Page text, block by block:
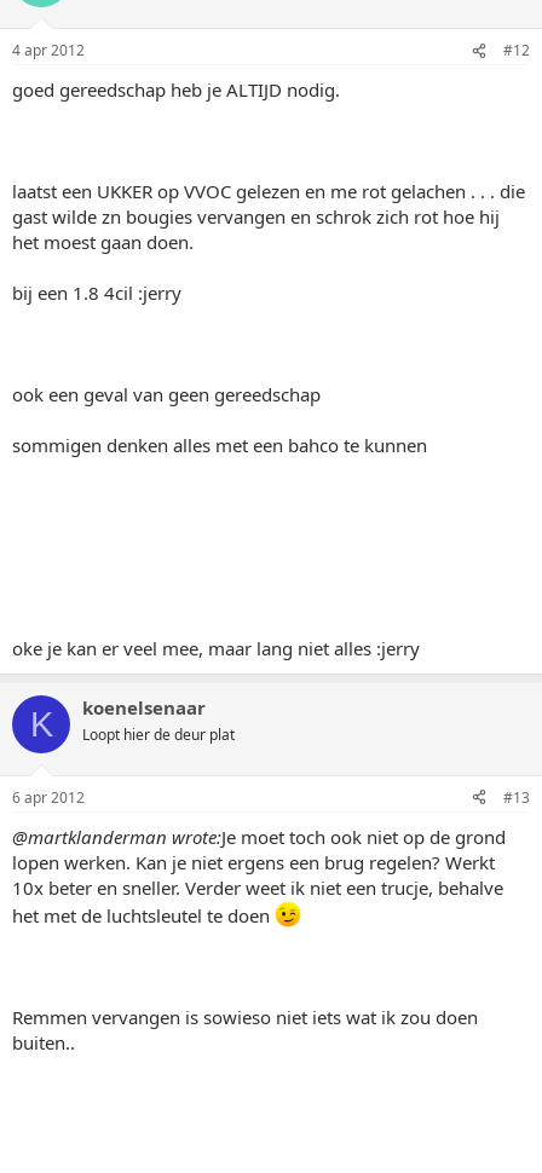
4 apr 2012 #12
goed gereedschap heb je ALTIJD nodig.
laatst een UKKER op VVOC gelezen en me rot gelachen . . . die
gast wilde zn bougies vervangen en schrok zich rot hoe hij
het moest gaan doen.
bij een 1.8 4cil :jerry
ook een geval van geen gereedschap
sommigen denken alles met een bahco te kunnen
oke je kan er veel mee, maar lang niet alles :jerry
K koenelsenaar
Loopt hier de deur plat
6 apr 2012 #13
@martklanderman wrote:Je moet toch ook niet op de grond
lopen werken. Kan je niet ergens een brug regelen? Werkt
10x beter en sneller. Verder weet ik niet een trucje, behalve
het met de luchtsleutel te doen
Remmen vervangen is sowieso niet iets wat ik zou doen
buiten..